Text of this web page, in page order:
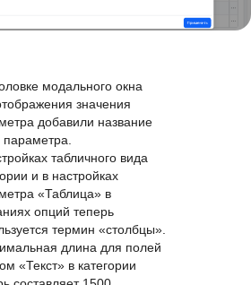
модального окна
значения
добавили название
параметра.
табличного вида
и в настройках